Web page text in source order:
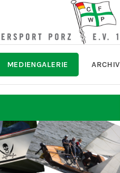
MEDIENGALERIE ARCHIV